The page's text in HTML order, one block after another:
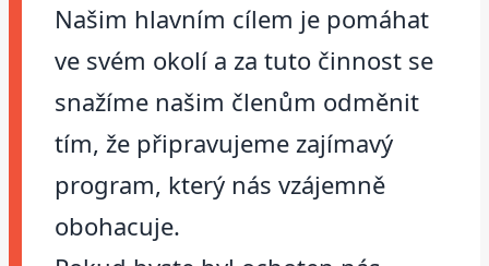
Našim hlavním cílem je pomáhat
ve svém okolí a za tuto činnost se
snažíme našim členům odměnit
tím, že připravujeme zajímavý
program, který nás vzájemně
obohacuje.